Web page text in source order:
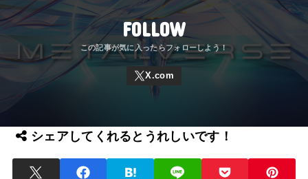
FOLLOW
シェアしてくれるとうれしいです！